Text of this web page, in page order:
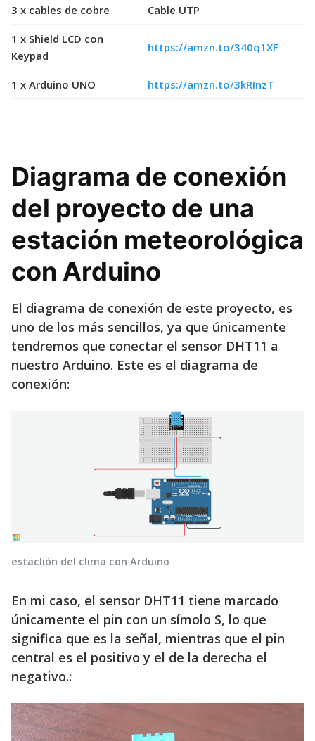
3 x cables de cobre Cable UTP
1 x Shield LCD con
Keypad
https://amzn.to/340q1XF
1 x Arduino UNO https://amzn.to/3kRInzT
Diagrama de conexión
del proyecto de una
estación meteorológica
con Arduino
El diagrama de conexión de este proyecto, es
uno de los más sencillos, ya que únicamente
tendremos que conectar el sensor DHT11 a
nuestro Arduino. Este es el diagrama de
conexión:
estaclión del clima con Arduino
En mi caso, el sensor DHT11 tiene marcado
únicamente el pin con un símolo S, lo que
significa que es la señal, mientras que el pin
central es el positivo y el de la derecha el
negativo.: